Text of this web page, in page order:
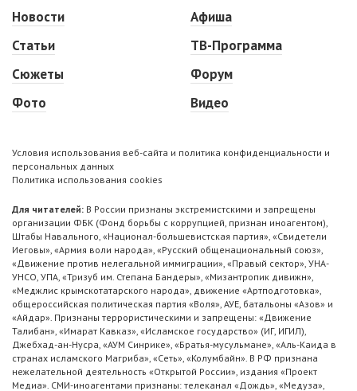
Новости
Статьи
Сюжеты
Фото
Афиша
ТВ-Программа
Форум
Видео
Условия использования веб-сайта и политика конфиденциальности и
персональных данных
Политика использования cookies
Для читателей: В России признаны экстремистскими и запрещены
организации ФБК (Фонд борьбы с коррупцией, признан иноагентом),
Штабы Навального, «Национал-большевистская партия», «Свидетели
Иеговы», «Армия воли народа», «Русский общенациональный союз»,
«Движение против нелегальной иммиграции», «Правый сектор», УНА-
УНСО, УПА, «Тризуб им. Степана Бандеры», «Мизантропик дивижн»,
«Меджлис крымскотатарского народа», движение «Артподготовка»,
общероссийская политическая партия «Воля», АУЕ, батальоны «Азов» и
«Айдар». Признаны террористическими и запрещены: «Движение
Талибан», «Имарат Кавказ», «Исламское государство» (ИГ, ИГИЛ),
Джебхад-ан-Нусра, «АУМ Синрике», «Братья-мусульмане», «Аль-Каида в
странах исламского Магриба», «Сеть», «Колумбайн». В РФ признана
нежелательной деятельность «Открытой России», издания «Проект
Медиа». СМИ-иноагентами признаны: телеканал «Дождь», «Медуза»,